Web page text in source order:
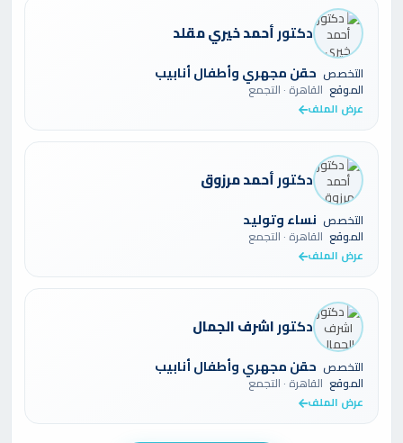
دكتورأحمد خيري مقلد
التخصص حقن مجهري وأطفال أنابيب
الموقع القاهرة · التجمع
عرض الملف
دكتورأحمد مرزوق
التخصص نساء وتوليد
الموقع القاهرة · التجمع
عرض الملف
دكتوراشرف الجمال
التخصص حقن مجهري وأطفال أنابيب
الموقع القاهرة · التجمع
عرض الملف